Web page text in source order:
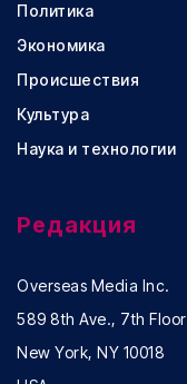
Политика
Экономика
Происшествия
Культура
Наука и технологии
Редакция
Overseas Media Inc.
589 8th Ave., 7th Floor
New York, NY 10018